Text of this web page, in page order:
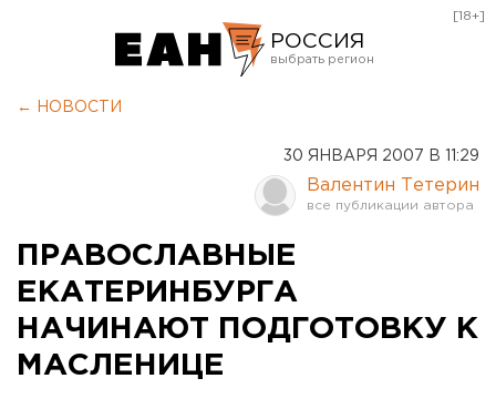
РОССИЯ
Курган
Оренбург
[18+]
← НОВОСТИ
30 ЯНВАРЯ 2007 В 11:29
Валентин Тетерин
ПРАВОСЛАВНЫЕ
ЕКАТЕРИНБУРГА
НАЧИНАЮТ ПОДГОТОВКУ К
МАСЛЕНИЦЕ